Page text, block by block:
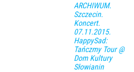
ARCHIWUM.
Szczecin.
Koncert.
07.11.2015.
HappySad:
Tańczmy Tour @
Dom Kultury
Słowianin